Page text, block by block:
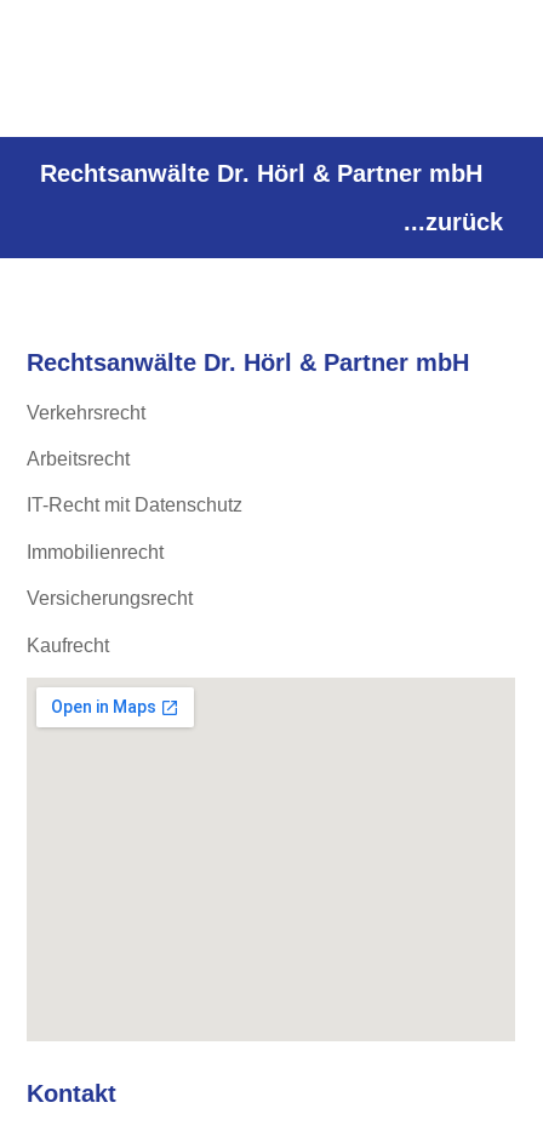
Rechtsanwälte Dr. Hörl & Partner mbH
...zurück
Rechtsanwälte Dr. Hörl & Partner mbH
Verkehrsrecht
Arbeitsrecht
IT-Recht mit Datenschutz
Immobilienrecht
Versicherungsrecht
Kaufrecht
Kontakt